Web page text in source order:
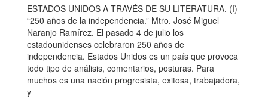
ESTADOS UNIDOS A TRAVÉS DE SU LITERATURA. (I)
“250 años de la independencia.” Mtro. José Miguel
Naranjo Ramírez. El pasado 4 de julio los
estadounidenses celebraron 250 años de
independencia. Estados Unidos es un país que provoca
todo tipo de análisis, comentarios, posturas. Para
muchos es una nación progresista, exitosa, trabajadora,
y